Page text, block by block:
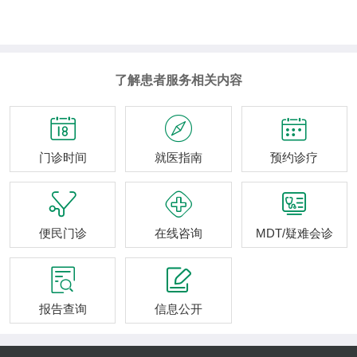
了解患者服务相关内容

门诊时间

就医指南

预约诊疗

便民门诊

在线咨询

MDT/疑难会诊

报告查询

信息公开